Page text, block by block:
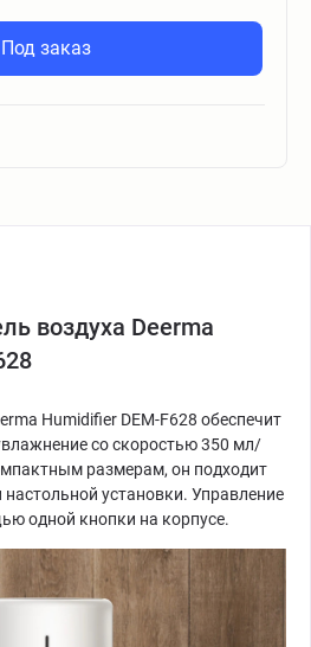
Под заказ
воздуха Deerma
Humidifier DEM-F628 обеспечит
со скоростью 350 мл/
размерам, он подходит
установки. Управление
одной кнопки на корпусе.